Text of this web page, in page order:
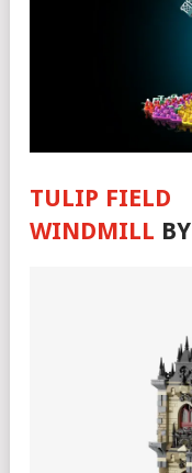
TULIP FIELD
WINDMILL BY